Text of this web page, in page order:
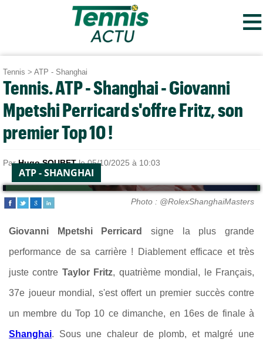
≡
Tennis > ATP - Shanghai
Tennis. ATP - Shanghai - Giovanni
Mpetshi Perricard s'offre Fritz, son
premier Top 10 !
ParHugo SOUBETle 05/10/2025 à 10:03
ATP - SHANGHAI
Photo : @RolexShanghaiMasters
Giovanni Mpetshi Perricard signe la plus grande
performance de sa carrière ! Diablement efficace et très
juste contre Taylor Fritz, quatrième mondial, le Français,
37e joueur mondial, s'est offert un premier succès contre
un membre du Top 10 ce dimanche, en 16es de finale à
Shanghai. Sous une chaleur de plomb, et malgré une